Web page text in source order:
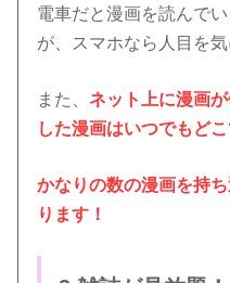
電車だと漫画を読んで
が、スマホなら人目を
また、ネット上に漫画
した漫画はいつでもどこ
かなりの数の漫画を持
ります！